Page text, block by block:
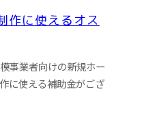
作に使えるオス
事業者向けの新規ホー
に使える補助金がござ